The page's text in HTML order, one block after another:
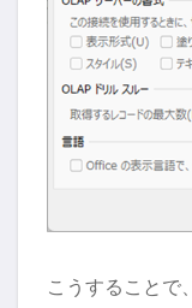
こうすることで